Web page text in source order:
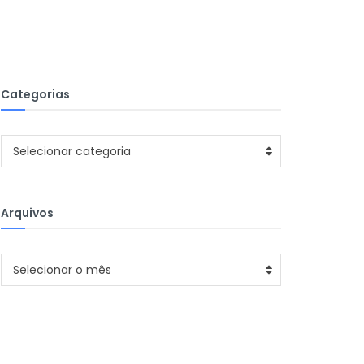
Categorias
Categorias
Selecionar categoria
Arquivos
Arquivos
Selecionar o mês